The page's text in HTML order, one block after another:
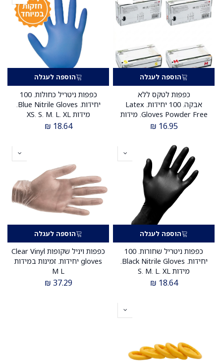
הוספה לעגלה
כפפות לטקס ללא
אבקה. 100 יחידות. Latex
Gloves Powder Free. מידות
S. M. L. XL
16.95
₪
הוספה לעגלה
כפפות ניטריל כחולות. 100
יחידות. Blue Nitrile Gloves.
מידות XS. S. M. L. XL
18.64
₪
הוספה לעגלה
כפפות ניטריל שחורות. 100
יחידות. Black Nitrile Gloves.
מידות S. M. L. XL
18.64
₪
הוספה לעגלה
כפפות ויניל שקופות Clear Vinyl
gloves יחידות. זמינות במידות
M L
37.29
₪